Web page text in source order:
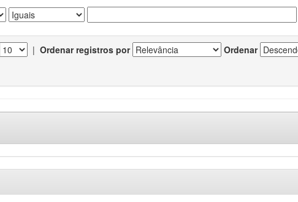
| Ordenar registros por Ordenar